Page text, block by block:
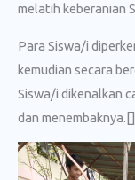
melatih keberanian
Para Siswa/i
kemudian secara
Siswa/i dikenalkan
dan menembaknya.[]